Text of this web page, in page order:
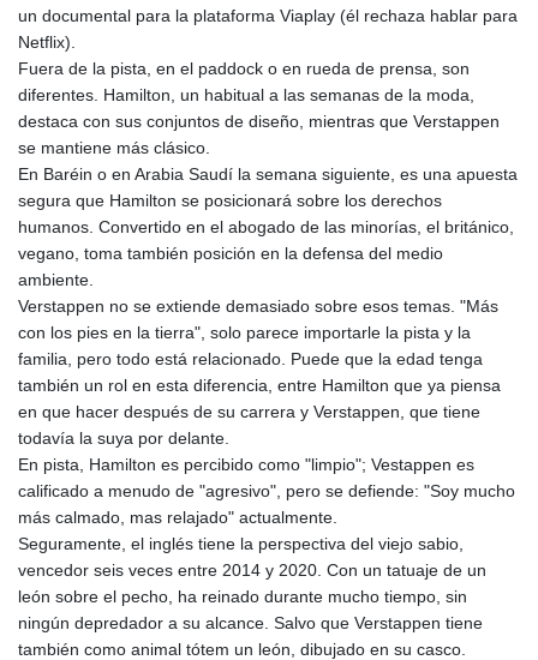
un documental para la plataforma Viaplay (él rechaza hablar para
Netflix).
Fuera de la pista, en el paddock o en rueda de prensa, son
diferentes. Hamilton, un habitual a las semanas de la moda,
destaca con sus conjuntos de diseño, mientras que Verstappen
se mantiene más clásico.
En Baréin o en Arabia Saudí la semana siguiente, es una apuesta
segura que Hamilton se posicionará sobre los derechos
humanos. Convertido en el abogado de las minorías, el británico,
vegano, toma también posición en la defensa del medio
ambiente.
Verstappen no se extiende demasiado sobre esos temas. "Más
con los pies en la tierra", solo parece importarle la pista y la
familia, pero todo está relacionado. Puede que la edad tenga
también un rol en esta diferencia, entre Hamilton que ya piensa
en que hacer después de su carrera y Verstappen, que tiene
todavía la suya por delante.
En pista, Hamilton es percibido como "limpio"; Vestappen es
calificado a menudo de "agresivo", pero se defiende: "Soy mucho
más calmado, mas relajado" actualmente.
Seguramente, el inglés tiene la perspectiva del viejo sabio,
vencedor seis veces entre 2014 y 2020. Con un tatuaje de un
león sobre el pecho, ha reinado durante mucho tiempo, sin
ningún depredador a su alcance. Salvo que Verstappen tiene
también como animal tótem un león, dibujado en su casco.